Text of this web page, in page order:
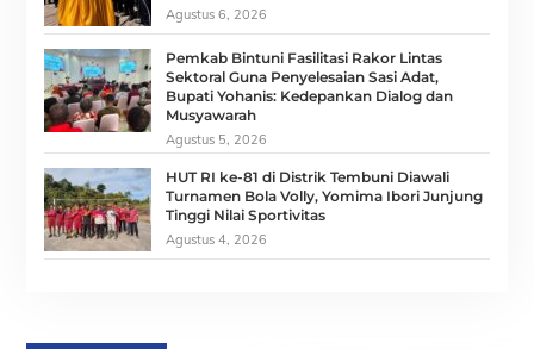
Agustus 6, 2026
Pemkab Bintuni Fasilitasi Rakor Lintas
Sektoral Guna Penyelesaian Sasi Adat,
Bupati Yohanis: Kedepankan Dialog dan
Musyawarah
Agustus 5, 2026
HUT RI ke-81 di Distrik Tembuni Diawali
Turnamen Bola Volly, Yomima Ibori Junjung
Tinggi Nilai Sportivitas
Agustus 4, 2026